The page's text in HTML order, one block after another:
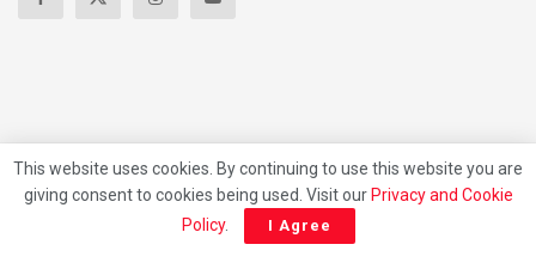
About Privacy Policy Contact Us
This website uses cookies. By continuing to use this website you are
giving consent to cookies being used. Visit our Privacy and Cookie
Policy. I Agree